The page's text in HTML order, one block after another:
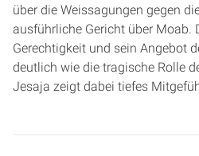
über die Weissagungen gegen
ausführliche Gericht über Moab.
Gerechtigkeit und sein Angebot
deutlich wie die tragische Rolle
Jesaja zeigt dabei tiefes